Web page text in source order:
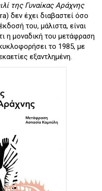
της Γυναίκας Αράχνης
δεν έχει διαβαστεί όσο
του, μάλιστα, είναι
η μοναδική του μετάφραση
το 1985, με
εξαντλημένη.